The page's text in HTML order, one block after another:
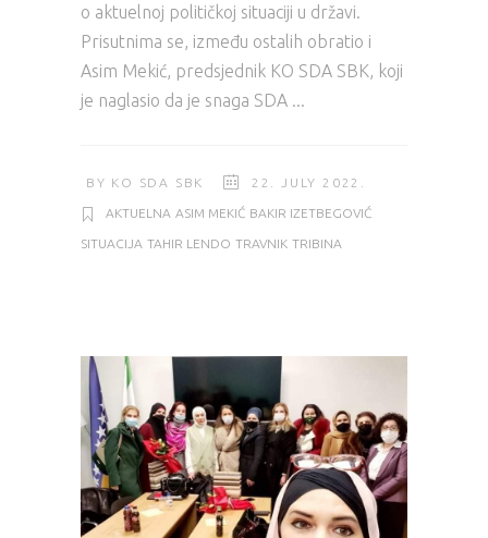
o aktuelnoj političkoj situaciji u državi.
Prisutnima se, između ostalih obratio i
Asim Mekić, predsjednik KO SDA SBK, koji
je naglasio da je snaga SDA
BY KO SDA SBK 22. JULY 2022.
AKTUELNA ASIM MEKIĆ BAKIR IZETBEGOVIĆ
SITUACIJA TAHIR LENDO TRAVNIK TRIBINA